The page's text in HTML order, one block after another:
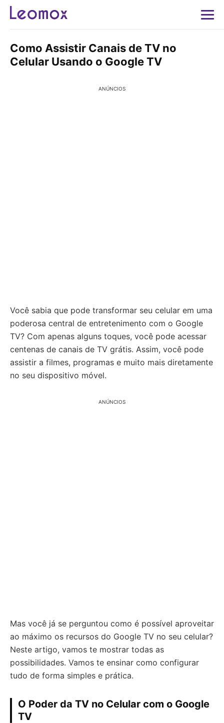
Como Assistir Canais de TV no
Celular Usando o Google TV
ANÚNCIOS
Você sabia que pode transformar seu celular em uma
poderosa central de entretenimento com o Google
TV? Com apenas alguns toques, você pode acessar
centenas de canais de TV grátis. Assim, você pode
assistir a filmes, programas e muito mais diretamente
no seu dispositivo móvel.
ANÚNCIOS
Mas você já se perguntou como é possível aproveitar
ao máximo os recursos do Google TV no seu celular?
Neste artigo, vamos te mostrar todas as
possibilidades. Vamos te ensinar como configurar
tudo de forma simples e prática.
O Poder da TV no Celular com o Google
TV